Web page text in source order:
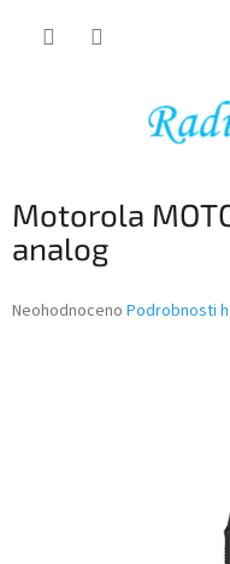
Motorola
analog
Průměrné
Neohodnoceno Podrobnosti